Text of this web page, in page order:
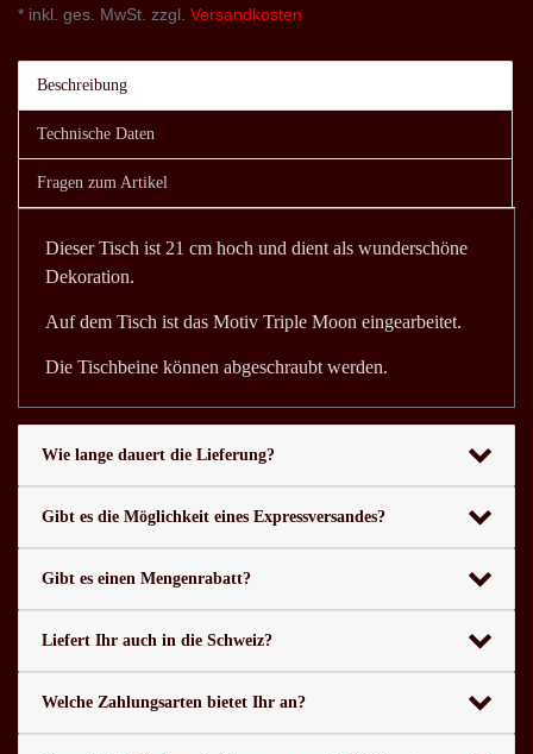
* inkl. ges. MwSt. zzgl. Versandkosten
Beschreibung
Technische Daten
Fragen zum Artikel
Dieser Tisch ist 21 cm hoch und dient als wunderschöne
Dekoration.
Auf dem Tisch ist das Motiv Triple Moon eingearbeitet.
Die Tischbeine können abgeschraubt werden.
Wie lange dauert die Lieferung?
Gibt es die Möglichkeit eines Expressversandes?
Gibt es einen Mengenrabatt?
Liefert Ihr auch in die Schweiz?
Welche Zahlungsarten bietet Ihr an?